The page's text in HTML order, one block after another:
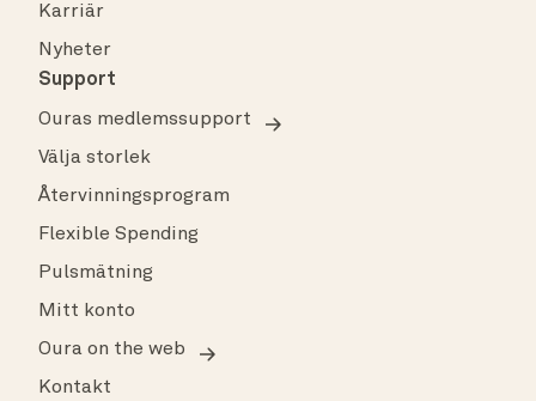
Karriär
Nyheter
Support
Ouras medlemssupport
Välja storlek
Återvinningsprogram
Flexible Spending
Pulsmätning
Mitt konto
Oura on the web
Kontakt